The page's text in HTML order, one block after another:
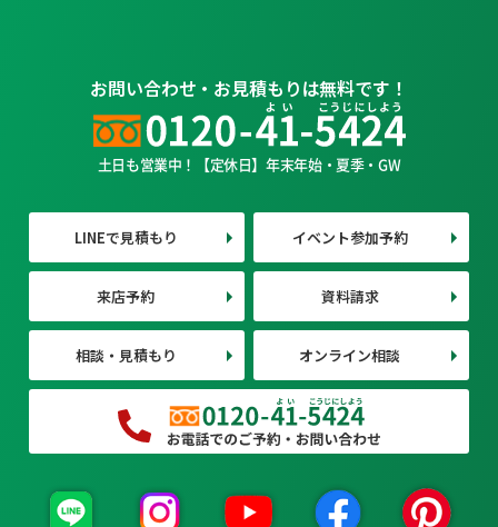
お問い合わせ・お見積もりは無料です！
土日も営業中！【定休日】年末年始・夏季・GW
LINEで見積もり イベント参加予約
来店予約 資料請求
相談・見積もり オンライン相談